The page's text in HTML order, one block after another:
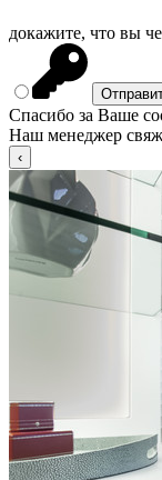
докажите, что вы
Спасибо за Ваше
Наш менеджер